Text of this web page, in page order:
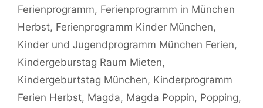
Ferienprogramm, Ferienprogramm in München
Herbst, Ferienprogramm Kinder München,
Kinder und Jugendprogramm München Ferien,
Kindergeburstag Raum Mieten,
Kindergeburtstag München, Kinderprogramm
Ferien Herbst, Magda, Magda Poppin, Popping,